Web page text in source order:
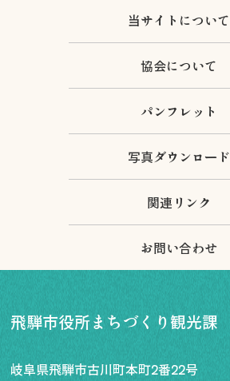
当サイトについて
協会について
パンフレット
写真ダウンロード
関連リンク
お問い合わせ
飛騨市役所まちづくり観光課
岐阜県飛騨市古川町本町2番22号